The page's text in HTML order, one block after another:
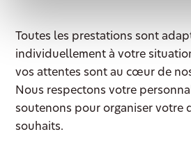
Toutes les prestations sont
individuellement à votre
vos attentes sont au cœur de
Nous respectons votre
soutenons pour organiser votre
souhaits.